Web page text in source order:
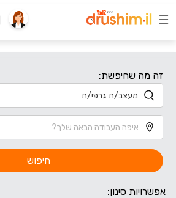
זה מה שחיפשת:
חיפוש
אפשרויות סינון: